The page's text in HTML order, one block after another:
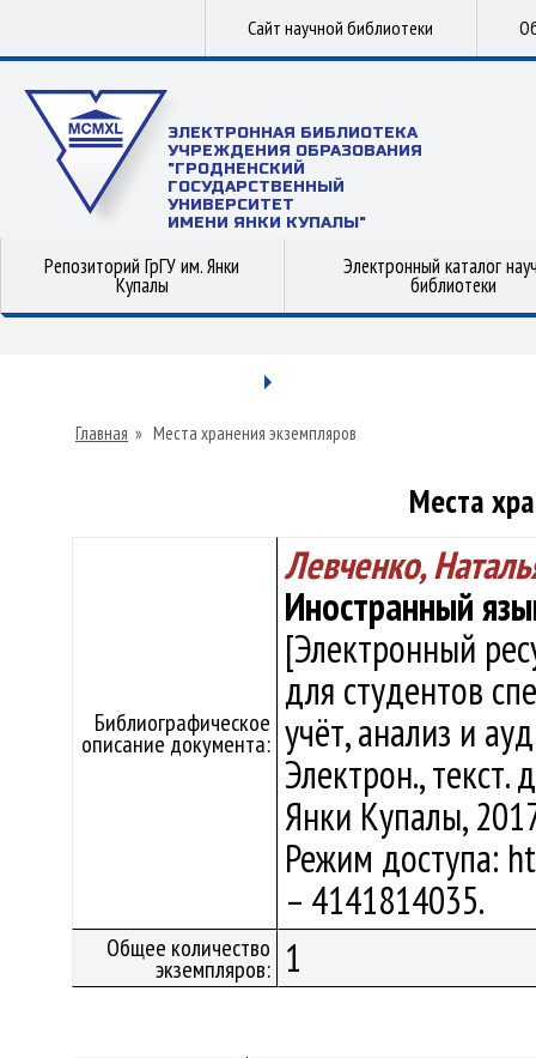
Сайт научной библиотеки
ЭЛЕКТРОННАЯ БИБЛИОТЕКА
УЧРЕЖДЕНИЯ ОБРАЗОВАНИЯ
"ГРОДНЕНСКИЙ
ГОСУДАРСТВЕННЫЙ
УНИВЕРСИТЕТ
ИМЕНИ ЯНКИ КУПАЛЫ"
Репозиторий ГрГУ им. Янки
Купалы
Электронный каталог
библиотеки
Главная » Места хранения экземпляров
Места
Библиографическое
описание документа:
Левченко,
Иностранный
[Электронный
для студентов
учёт, анализ и
Электрон., текст.
Янки Купалы,
Режим доступа:
– 4141814035.
Общее количество
экземпляров: 1